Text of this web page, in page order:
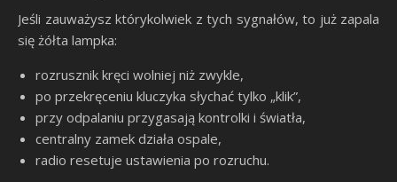
Jeśli zauważysz którykolwiek z tych sygnałów, to już zapala
się żółta lampka:
rozrusznik kręci wolniej niż zwykle,
po przekręceniu kluczyka słychać tylko „klik”,
przy odpalaniu przygasają kontrolki i światła,
centralny zamek działa ospale,
radio resetuje ustawienia po rozruchu.